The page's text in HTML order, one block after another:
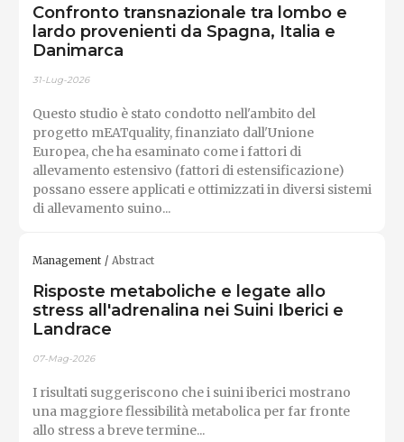
Confronto transnazionale tra lombo e
lardo provenienti da Spagna, Italia e
Danimarca
31-Lug-2026
Questo studio è stato condotto nell'ambito del
progetto mEATquality, finanziato dall'Unione
Europea, che ha esaminato come i fattori di
allevamento estensivo (fattori di estensificazione)
possano essere applicati e ottimizzati in diversi sistemi
di allevamento suino...
Management Abstract
Risposte metaboliche e legate allo
stress all'adrenalina nei Suini Iberici e
Landrace
07-Mag-2026
I risultati suggeriscono che i suini iberici mostrano
una maggiore flessibilità metabolica per far fronte
allo stress a breve termine...